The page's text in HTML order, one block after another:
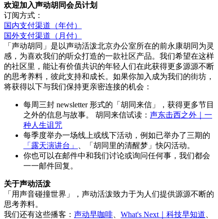
欢迎加入声动胡同会员计划
订阅方式：
国内支付渠道（年付）
国外支付渠道（月付）
「声动胡同」是以声动活泼北京办公室所在的前永康胡同为灵
感，为喜欢我们的听众打造的一款社区产品。我们希望在这样
的社区里，能让有价值共识的年轻人们在此获得更多源源不断
的思考养料，彼此支持和成长。如果你加入成为我们的街坊，
将获得以下与我们保持更亲密连接的机会：
每周三封 newsletter 形式的「胡同来信」，获得更多节目
之外的信息与故事。 胡同来信试读： 声东击西之外｜一
种人生诅咒
每季度举办一场线上或线下活动，例如已举办了三期的
「露天演讲台」
、「胡同里的清醒梦」快闪活动。
你也可以在邮件中和我们讨论或询问任何事，我们都会
一一邮件回复。
关于声动活泼
「用声音碰撞世界」，声动活泼致力于为人们提供源源不断的
思考养料。
我们还有这些播客： 声动早咖啡 What's Next｜科技早知道